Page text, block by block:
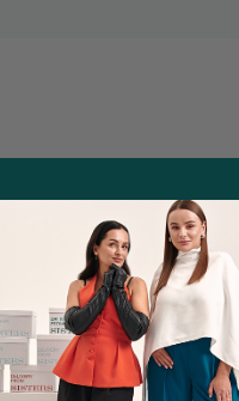
@sisters_stelmakh в
Підписатися